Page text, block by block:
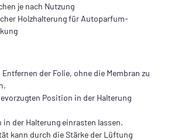
je nach Nutzung
Holzhalterung für Autoparfum-
der Folie, ohne die Membran zu
Position in der Halterung
der Halterung einrasten lassen.
kann durch die Stärke der Lüftung